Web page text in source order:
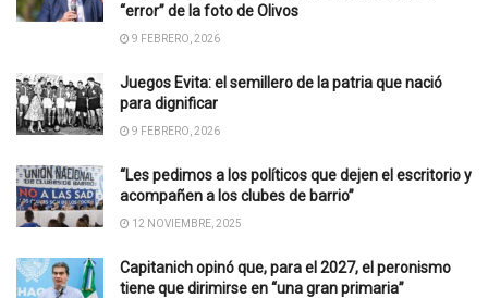
“error” de la foto de Olivos
9 FEBRERO, 2026
Juegos Evita: el semillero de la patria que nació
para dignificar
9 FEBRERO, 2026
“Les pedimos a los políticos que dejen el escritorio y
acompañen a los clubes de barrio”
12 NOVIEMBRE, 2025
Capitanich opinó que, para el 2027, el peronismo
tiene que dirimirse en “una gran primaria”